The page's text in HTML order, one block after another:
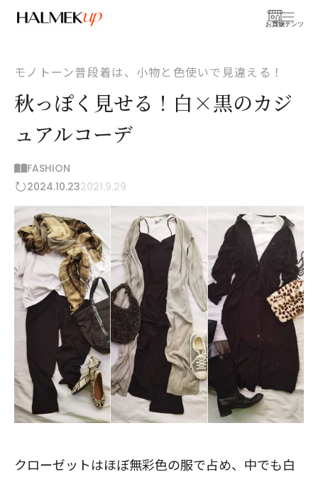
お買物
コンテンツ
モノトーン普段着は、小物と色使いで見違える！
秋っぽく見せる！白×黒のカジ
ュアルコーデ
FASHION
2024.10.232021.9.29
クローゼットはほぼ無彩色の服で占め、中でも白